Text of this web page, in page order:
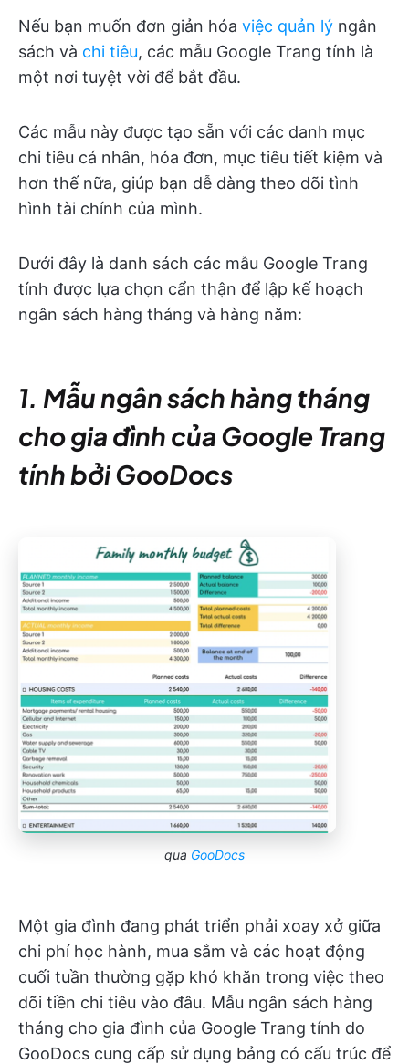
Nếu bạn muốn đơn giản hóa việc quản lý ngân
sách và chi tiêu, các mẫu Google Trang tính là
một nơi tuyệt vời để bắt đầu.
Các mẫu này được tạo sẵn với các danh mục
chi tiêu cá nhân, hóa đơn, mục tiêu tiết kiệm và
hơn thế nữa, giúp bạn dễ dàng theo dõi tình
hình tài chính của mình.
Dưới đây là danh sách các mẫu Google Trang
tính được lựa chọn cẩn thận để lập kế hoạch
ngân sách hàng tháng và hàng năm:
1. Mẫu ngân sách hàng tháng
cho gia đình của Google Trang
tính bởi GooDocs
qua GooDocs
Một gia đình đang phát triển phải xoay xở giữa
chi phí học hành, mua sắm và các hoạt động
cuối tuần thường gặp khó khăn trong việc theo
dõi tiền chi tiêu vào đâu. Mẫu ngân sách hàng
tháng cho gia đình của Google Trang tính do
GooDocs cung cấp sử dụng bảng có cấu trúc để